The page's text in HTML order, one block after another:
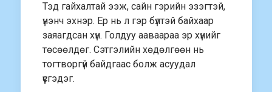
Тэд гайхалтай ээж, сайн гэрийн эзэгтэй,
үнэнч эхнэр. Ер нь л гэр бүлтэй байхаар
заяагдсан хүн. Голдуу ааваараа эр хүнийг
төсөөлдөг. Сэтгэлийн хөдөлгөөн нь
тогтворгүй байдгаас болж асуудал
үүсгэдэг.